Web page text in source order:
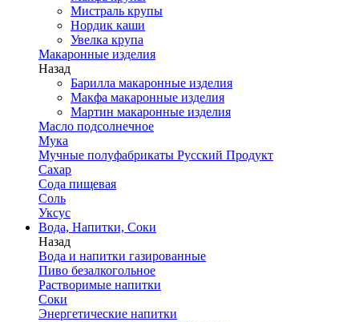
Мистраль крупы
Нордик каши
Увелка крупа
Макаронные изделия
Назад
Барилла макаронные изделия
Макфа макаронные изделия
Мартин макаронные изделия
Масло подсолнечное
Мука
Мучные полуфабрикаты Русский Продукт
Сахар
Сода пищевая
Соль
Уксус
Вода, Напитки, Соки
Назад
Вода и напитки газированные
Пиво безалкогольное
Растворимые напитки
Соки
Энергетические напитки